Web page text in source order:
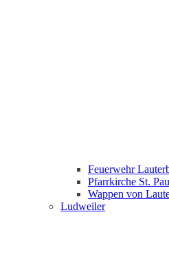
Feuerwehr
Pfarrkirche St.
Wappen von
Ludweiler